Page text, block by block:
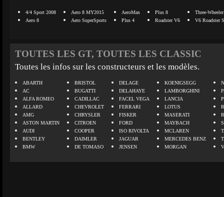
4/4 Sport 2008
Aero 8
Aero 8 MY2015
Aero SuperSports
AeroMax
Plus 4
Plus 8
Roadster V6
Three-
V6 Roadster S
TOUTES LES GT, TOUTES LES CLASSIC
Toutes les infos sur les constructeurs et les modèles.
ABARTH
AC
ALFA ROMEO
ALLARD
AMG
ASTON MARTIN
AUDI
BENTLEY
BMW
BRISTOL
BUGATTI
CADILLAC
CHEVROLET
CHRYSLER
CITROEN
COOPER
DAIMLER
DE TOMASO
DELAGE
DELAHAYE
FACEL VEGA
FERRARI
FISKER
FORD
ISO RIVOLTA
JAGUAR
JENSEN
KOENIGSEGG
LAMBORGHINI
LANCIA
LOTUS
MASERATI
MAYBACH
MCLAREN
MERCEDES BENZ
MORGAN